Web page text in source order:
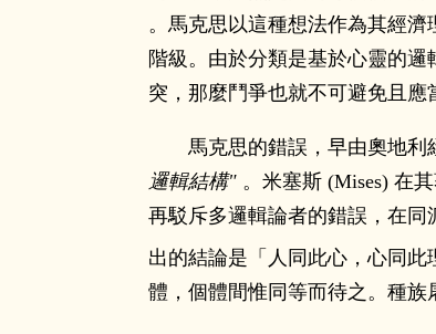
。馬克思以這種想法作為其經
階級。由於分類是基於心靈的
突，那麼鬥爭也就不可避免且應
馬克思的錯誤，早由奧地利
邏輯結構
。米塞斯 (Mises) 在
再駁斥多邏輯論者的錯誤，在
出的結論是「人同此心，心同此
體，個體間惟同等而待之。種族